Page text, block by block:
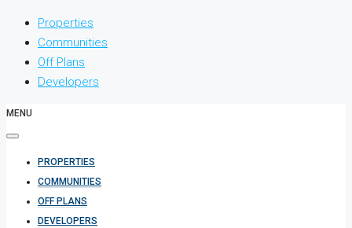
Properties
Communities
Off Plans
Developers
MENU
PROPERTIES
COMMUNITIES
OFF PLANS
DEVELOPERS